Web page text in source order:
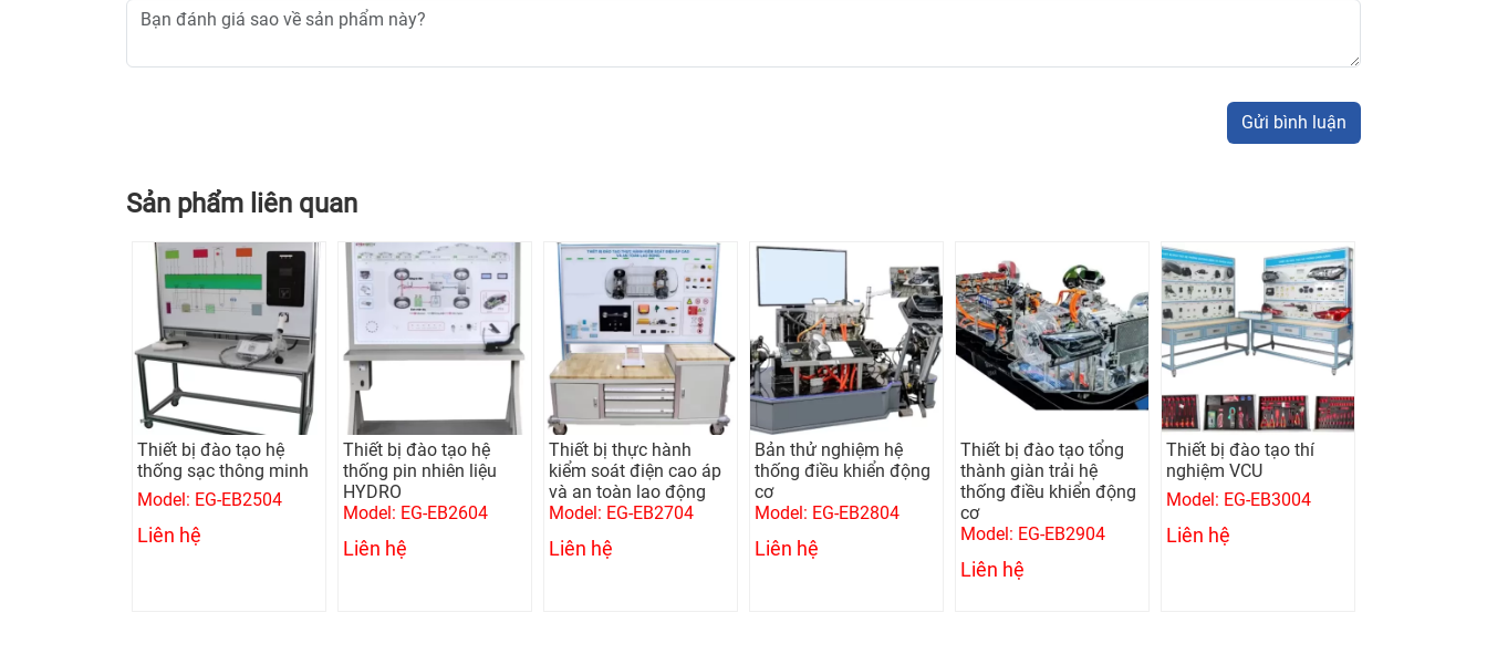
Gửi bình luận
Sản phẩm liên quan
Thiết bị đào tạo hệ
thống sạc thông minh
Model: EG-EB2504
Liên hệ
Thiết bị đào tạo hệ
thống pin nhiên liệu
HYDRO
Model: EG-EB2604
Liên hệ
Thiết bị thực hành
kiểm soát điện cao áp
và an toàn lao động
Model: EG-EB2704
Liên hệ
Bản thử nghiệm hệ
thống điều khiển động
cơ
Model: EG-EB2804
Liên hệ
Thiết bị đào tạo tổng
thành giàn trải hệ
thống điều khiển động
cơ
Model: EG-EB2904
Liên hệ
Thiết bị đào tạo thí
nghiệm VCU
Model: EG-EB3004
Liên hệ